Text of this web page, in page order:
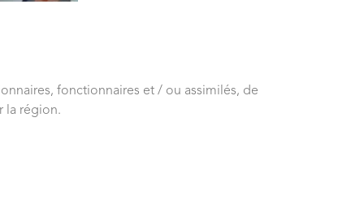
fonctionnaires et / ou assimilés, de
la région.